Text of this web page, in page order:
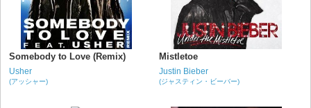
Somebody to Love (Remix)
Usher
(アッシャー)
Mistletoe
Justin Bieber
(ジャスティン・ビーバー)